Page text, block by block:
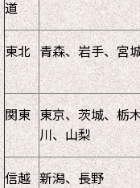
道
東北 青森、岩手、宮
関東
東京、茨城、栃
川、山梨
信越 新潟、長野